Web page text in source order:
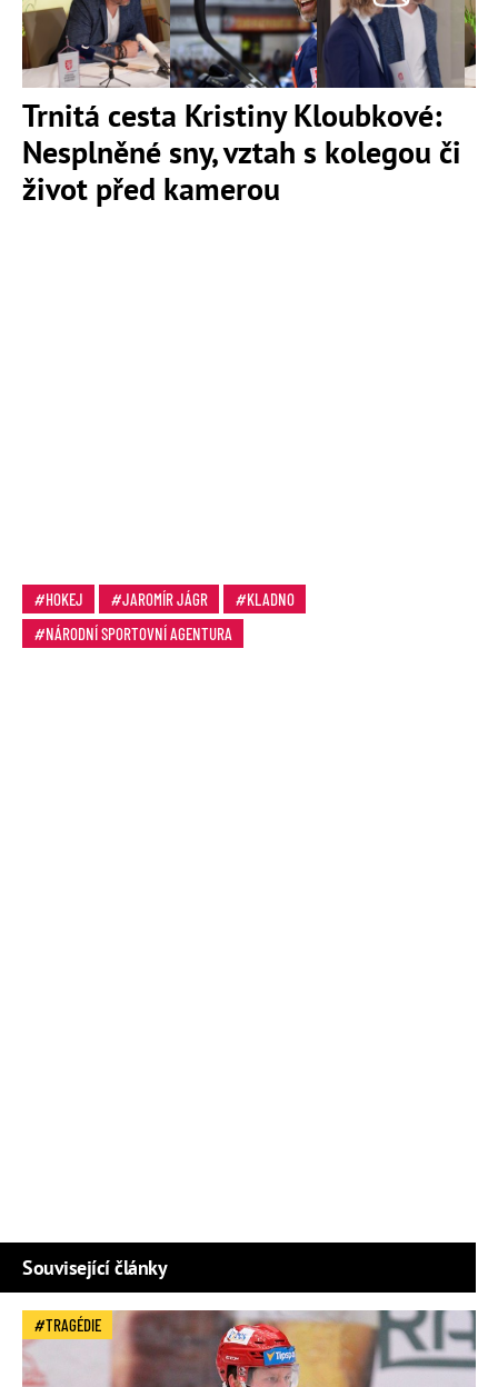
Trnitá cesta Kristiny Kloubkové:
Nesplněné sny, vztah s kolegou či
život před kamerou
HOKEJ JAROMÍR JÁGR
KLADNO
NÁRODNÍ SPORTOVNÍ AGENTURA
Související články
TRAGÉDIE